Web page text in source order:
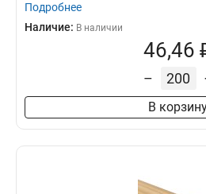
Подробнее
Наличие: В наличии
46,46
–
В